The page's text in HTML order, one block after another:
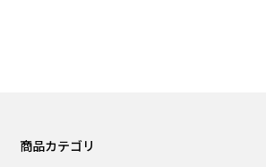
商品カテゴリ